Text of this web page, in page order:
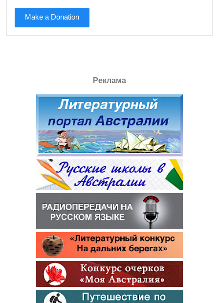
Make a Donation
Реклама